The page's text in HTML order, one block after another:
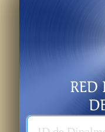
Usuario